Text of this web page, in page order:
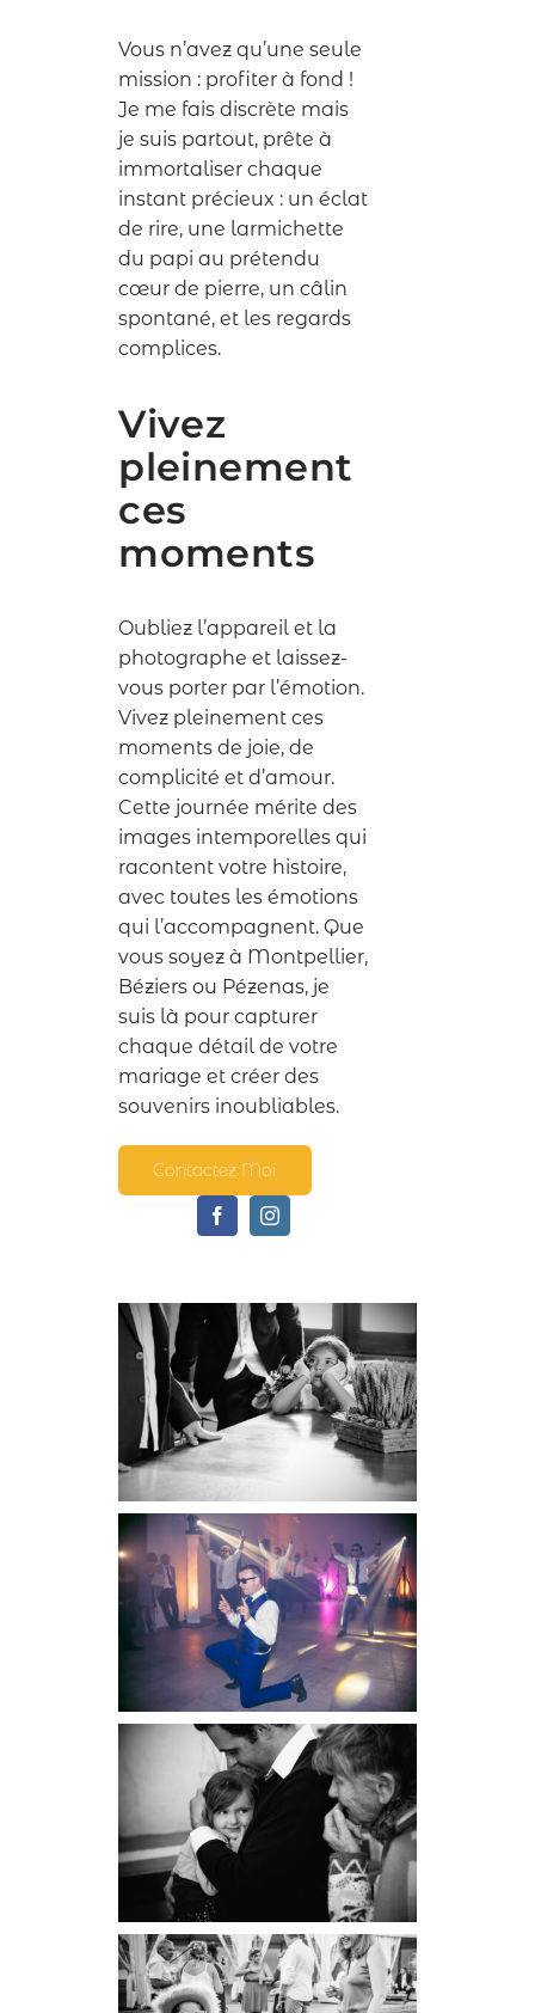
Vous n’avez qu’une seule
mission : profiter à fond !
Je me fais discrète mais
je suis partout, prête à
immortaliser chaque
instant précieux : un éclat
de rire, une larmichette
du papi au prétendu
cœur de pierre, un câlin
spontané, et les regards
complices.
Vivez
pleinement
ces
moments
Oubliez l’appareil et la
photographe et laissez-
vous porter par l’émotion.
Vivez pleinement ces
moments de joie, de
complicité et d’amour.
Cette journée mérite des
images intemporelles qui
racontent votre histoire,
avec toutes les émotions
qui l’accompagnent. Que
vous soyez à Montpellier,
Béziers ou Pézenas, je
suis là pour capturer
chaque détail de votre
mariage et créer des
souvenirs inoubliables.
Contactez Moi